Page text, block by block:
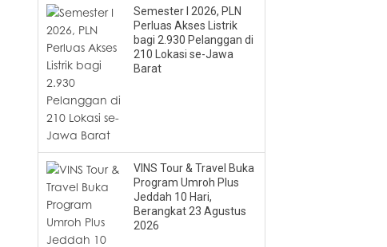
Semester I 2026, PLN
Perluas Akses Listrik
bagi 2.930 Pelanggan di
210 Lokasi se-Jawa
Barat
VINS Tour & Travel Buka
Program Umroh Plus
Jeddah 10 Hari,
Berangkat 23 Agustus
2026